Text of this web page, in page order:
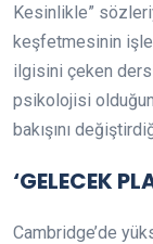
Kesinlikle”
keşfetmesinin
ilgisini çeken
psikolojisi
bakışını
‘GELECEK
Cambridge’de